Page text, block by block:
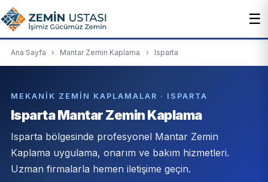
☰
Ana Sayfa › Mantar Zemin Kaplama › Isparta
MEKANIK ZEMIN KAPLAMALAR · ISPARTA
Isparta Mantar Zemin Kaplama
Isparta bölgesinde profesyonel Mantar Zemin
Kaplama uygulama, onarım ve bakım hizmetleri.
Uzman firmalarla hemen iletişime geçin.